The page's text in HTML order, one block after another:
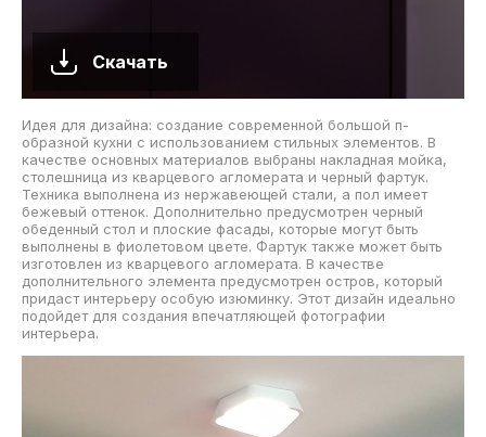
Скачать
Идея для дизайна: создание современной большой п-
образной кухни с использованием стильных элементов. В
качестве основных материалов выбраны накладная мойка,
столешница из кварцевого агломерата и черный фартук.
Техника выполнена из нержавеющей стали, а пол имеет
бежевый оттенок. Дополнительно предусмотрен черный
обеденный стол и плоские фасады, которые могут быть
выполнены в фиолетовом цвете. Фартук также может быть
изготовлен из кварцевого агломерата. В качестве
дополнительного элемента предусмотрен остров, который
придаст интерьеру особую изюминку. Этот дизайн идеально
подойдет для создания впечатляющей фотографии
интерьера.